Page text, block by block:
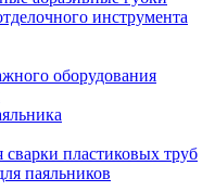
инструмента
оборудования
сварки пластиковых труб
паяльников